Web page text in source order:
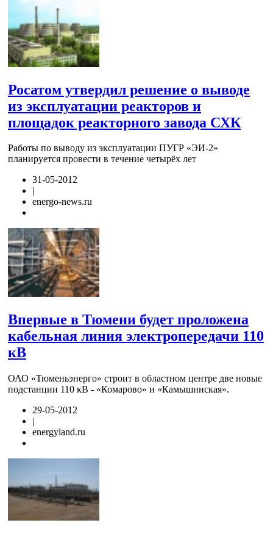
Росатом утвердил решение о выводе
из эксплуатации реакторов и
площадок реакторного завода СХК
Работы по выводу из эксплуатации ПУГР «ЭИ-2»
планируется провести в течение четырёх лет
31-05-2012
|
energo-news.ru
Впервые в Тюмени будет проложена
кабельная линия электропередачи 110
кВ
ОАО «Тюменьэнерго» строит в областном центре две новые
подстанции 110 кВ - «Комарово» и «Камышинская».
29-05-2012
|
energyland.ru